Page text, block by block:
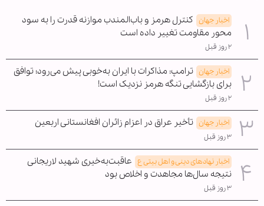
اخبار جهان کنترل هرمز و باب‌المندب موازنه قدرت را به سود
محور مقاومت تغییر داده است
۲ روز قبل
اخبار جهان ترامپ: مذاکرات با ایران به‌خوبی پیش می‌رود؛ توافق
برای بازگشایی تنگه هرمز نزدیک است!
۲ روز قبل
اخبار جهان تأخیر عراق در اعزام زائران افغانستانی اربعین
۳ روز قبل
اخبار نهادهای دینی و اهل بیتی ع عاقبت‌به‌خیری شهید لاریجانی
نتیجه سال‌ها مجاهدت و اخلاص بود
۳ روز قبل